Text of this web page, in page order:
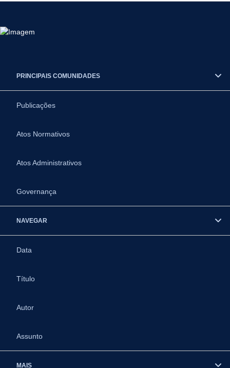
PRINCIPAIS COMUNIDADES
Publicações
Atos Normativos
Atos Administrativos
Governança
NAVEGAR
Data
Título
Autor
Assunto
MAIS